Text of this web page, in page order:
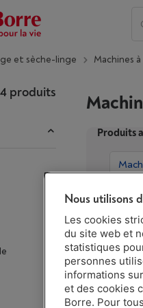
et sèche-linge Machines
4produits
Produits
Nous utilisons
Les cookies
du site web et
statistiques
personnes
informations
et des cookies
Borre. Pour